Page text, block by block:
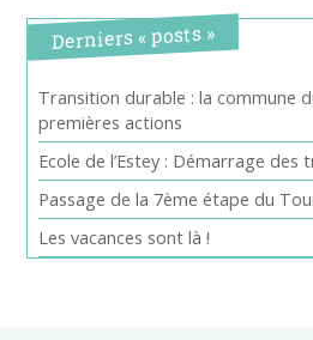
Derniers « posts »
Transition durable : la commune
premières actions
Ecole de l’Estey : Démarrage des
Passage de la 7ème étape du
Les vacances sont là !